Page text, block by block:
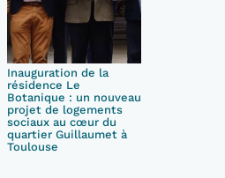
Inauguration de la
résidence Le
Botanique : un nouveau
projet de logements
sociaux au cœur du
quartier Guillaumet à
Toulouse